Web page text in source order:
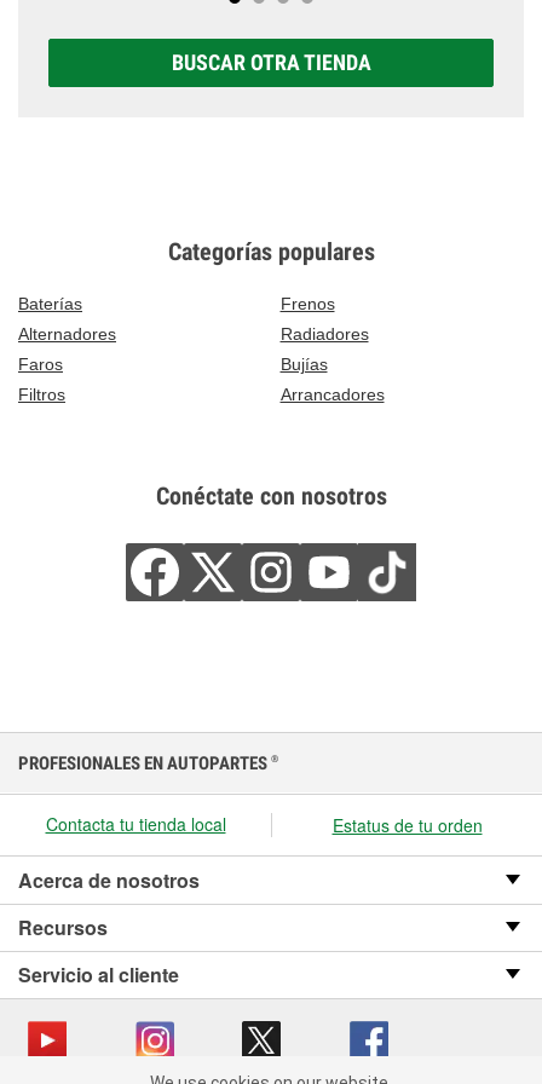
BUSCAR OTRA TIENDA
Categorías populares
Baterías
Frenos
Alternadores
Radiadores
Faros
Bujías
Filtros
Arrancadores
Conéctate con nosotros
PROFESIONALES EN AUTOPARTES ®
Contacta tu tienda local Estatus de tu orden
Acerca de nosotros
Recursos
Servicio al cliente